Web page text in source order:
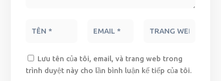
Lưu tên của tôi, email, và trang web trong
trình duyệt này cho lần bình luận kế tiếp của tôi.